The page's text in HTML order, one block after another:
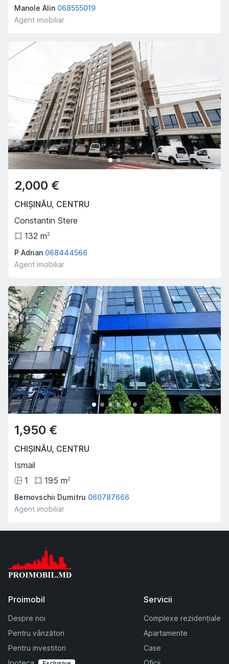
Manole Alin 068555019
Agent imobiliar
2,000 €
CHIȘINĂU, CENTRU
Constantin Stere
132 m2
P Adrian 068444566
Agent imobiliar
1,950 €
CHIȘINĂU, CENTRU
Ismail
1
195 m2
Bernovschii Dumitru 060787666
Agent imobiliar
Proimobil
Despre noi
Pentru vânzători
Pentru investitori
Servicii
Complexe rezidențiale
Apartamente
Case